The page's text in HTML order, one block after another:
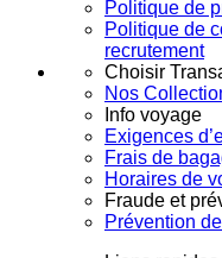
Politique de
Politique de
recrutement
Choisir
Nos
Info voyage
Exigences
Frais de
Horaires de
Fraude et
Prévention